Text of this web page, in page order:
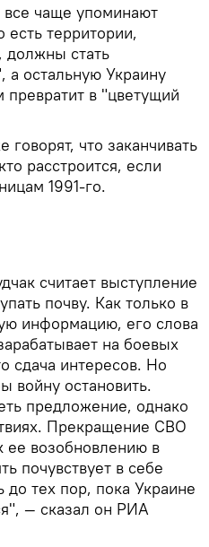
чаще упоминают
есть территории,
должны стать
а остальную Украину
в "цветущий
что заканчивать
расстроится, если
1991-го.
считает выступление
почву. Как только в
информацию, его слова
на боевых
сдача интересов. Но
войну остановить.
предложение, однако
Прекращение СВО
ее возобновлению в
почувствует в себе
тех пор, пока Украине
— сказал он РИА